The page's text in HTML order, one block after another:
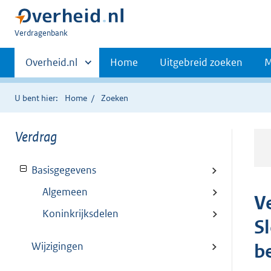
U
hier:
Verdragenbank
Primaire
navigatie
Andere
sites
binnen
Overheid.nl Home Uitgebreid zoeken
U bent hier: Home Zoeken
Verdrag
Basisgegevens
Algemeen
Koninkrijksdelen
Wijzigingen